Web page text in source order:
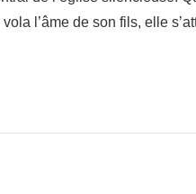
l’âme de son fils, elle